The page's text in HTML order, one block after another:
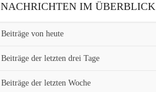
NACHRICHTEN IM ÜBERBLICK
Beiträge von heute
Beiträge der letzten drei Tage
Beiträge der letzten Woche